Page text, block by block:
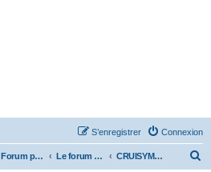
Connexion
S’enregistrer
- Forum principal - Le forum des Scooters SYM CRUISYM 300